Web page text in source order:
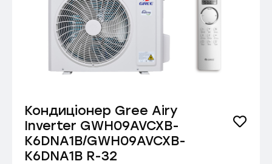
Кондиціонер Gree Airy
Inverter GWH09AVCXB-
K6DNA1B/GWH09AVCXB-
K6DNA1B R-32